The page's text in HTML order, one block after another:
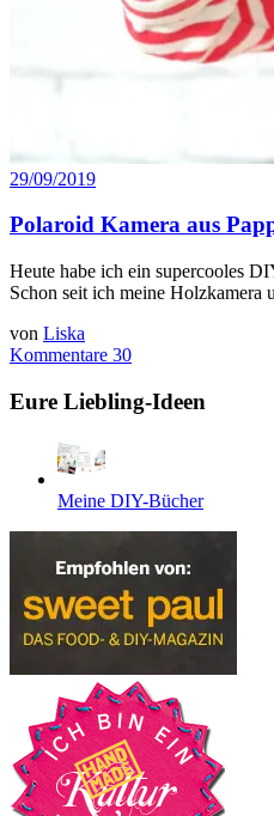
29/09/2019
Polaroid Kamera aus
Heute habe ich ein supercooles
Schon seit ich meine Holzkamera
von Liska
Kommentare 30
Eure Liebling-Ideen
Meine DIY-Bücher